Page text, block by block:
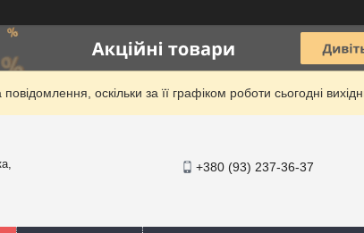
оскільки за її графіком роботи сьогодні
+380 (93) 237-36-37